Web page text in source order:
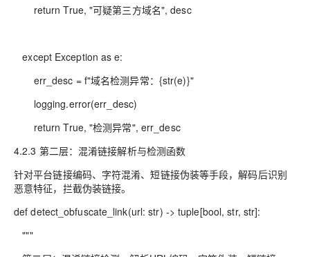
return True, "可疑第三方域名", desc
except Exception as e:
err_desc = f"域名检测异常：{str(e)}"
logging.error(err_desc)
return True, "检测异常", err_desc
4.2.3 第二层：混淆链接解析与检测函数
针对平台链接编码、字符混淆、短链接伪装等手段，解码后识别
恶意特征，拦截伪装链接。
def detect_obfuscate_link(url: str) -> tuple[bool, str, str]:
"""